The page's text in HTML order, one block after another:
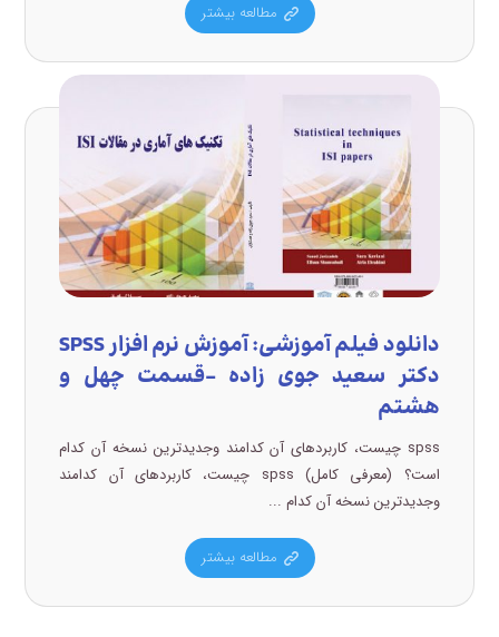
مطالعه بیشتر
دانلود فیلم آموزشی: آموزش نرم افزار SPSS
دکتر سعید جوی زاده –قسمت چهل و
هشتم
spss چیست، کاربردهای آن کدامند وجدیدترین نسخه آن کدام
است؟ (معرفی کامل) spss چیست، کاربردهای آن کدامند
وجدیدترین نسخه آن کدام ...
مطالعه بیشتر